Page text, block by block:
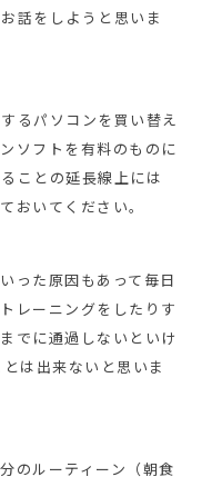
話をしようと思いま
るパソコンを買い替え
ソフトを有料のものに
ことの延長線上には
おいてください。
った原因もあって毎日
レーニングをしたりす
でに通過しないといけ
は出来ないと思いま
のルーティーン（朝食